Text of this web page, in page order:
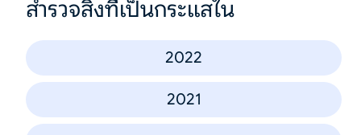
สำรวจสิ่งที่เป็นกระแสใน
2022
2021